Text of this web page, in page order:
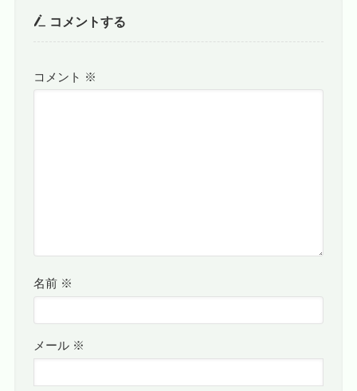
コメントする
コメント ※
名前 ※
メール ※